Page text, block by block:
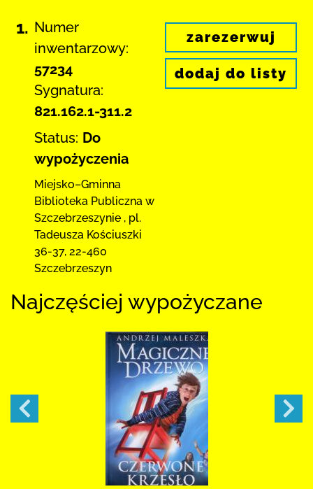
1. Numer
inwentarzowy:
57234
Sygnatura:
821.162.1-311.2
Status: Do
wypożyczenia
Miejsko–Gminna
Biblioteka Publiczna w
Szczebrzeszynie , pl.
Tadeusza Kościuszki
36-37, 22-460
Szczebrzeszyn
zarezerwuj
dodaj do listy
Najczęściej wypożyczane